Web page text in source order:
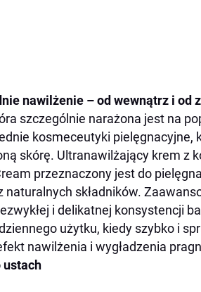
nawilżenie – od wewnątrz i od
szczególnie narażona jest na
kosmeceutyki pielęgnacyjne,
skórę. Ultranawilżający krem z
przeznaczony jest do
naturalnych składników.
i delikatnej konsystencji
użytku, kiedy szybko i
nawilżenia i wygładzenia
ustach